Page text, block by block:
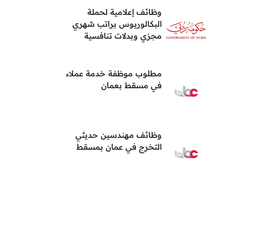
وظائف إعلامية لحملة
البكالوريوس براتب شهري
مجزي وبدلات تنافسية
مطلوب موظفة خدمة عملاء
في مسقط بعمان
وظائف مهندسين حديثي
التخرج في عمان بمسقط